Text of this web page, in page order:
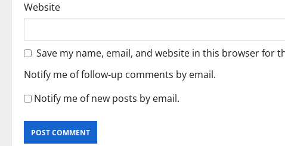
Website
Save my name, email, and website in this browser for
Notify me of follow-up comments by email.
Notify me of new posts by email.